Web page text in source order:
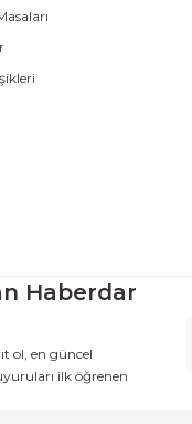
Haberdar
ol, en güncel
ilk öğrenen